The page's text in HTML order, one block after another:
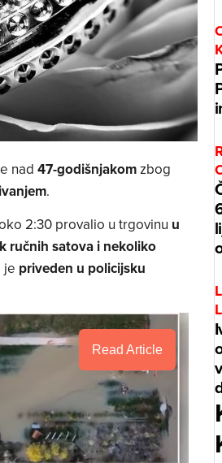
nad 47-godišnjakomzbog
.
2:30 provalio u trgovinu u
ručnih satova i nekoliko
je priveden u policijsku
Read Article